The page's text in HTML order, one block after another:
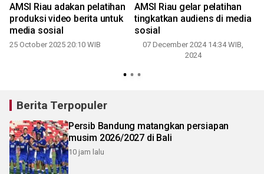
AMSI Riau adakan pelatihan
produksi video berita untuk
media sosial
25 October 2025 20:10 WIB
AMSI Riau gelar pelatihan
tingkatkan audiens di media
sosial
07 December 2024 14:34 WIB,
2024
Berita Terpopuler
Persib Bandung matangkan persiapan
musim 2026/2027 di Bali
10 jam lalu